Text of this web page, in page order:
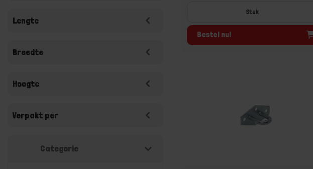
Lengte
Breedte
Hoogte
Verpakt per
Categorie
Bestel nu!